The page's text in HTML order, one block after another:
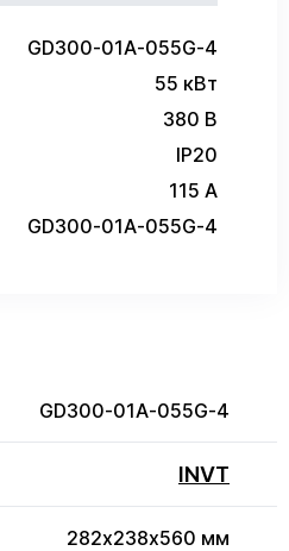
GD300-01A-055G-4
55 кВт
380 В
IP20
115 А
GD300-01A-055G-4
GD300-01A-055G-4
INVT
282х238х560 мм